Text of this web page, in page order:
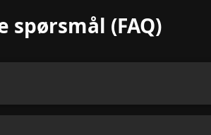
spørsmål (FAQ)